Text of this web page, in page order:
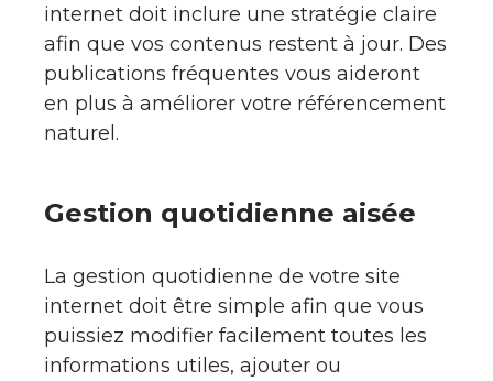
internet doit inclure une stratégie claire
afin que vos contenus restent à jour. Des
publications fréquentes vous aideront
en plus à améliorer votre référencement
naturel.
Gestion quotidienne aisée
La gestion quotidienne de votre site
internet doit être simple afin que vous
puissiez modifier facilement toutes les
informations utiles, ajouter ou